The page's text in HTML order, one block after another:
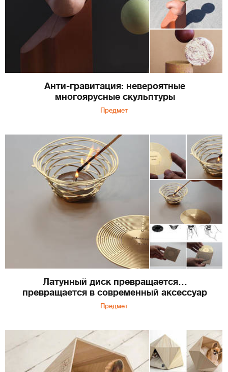
Анти-гравитация: невероятные
многоярусные скульптуры
Предмет
Латунный диск превращается…
превращается в современный аксессуар
Предмет